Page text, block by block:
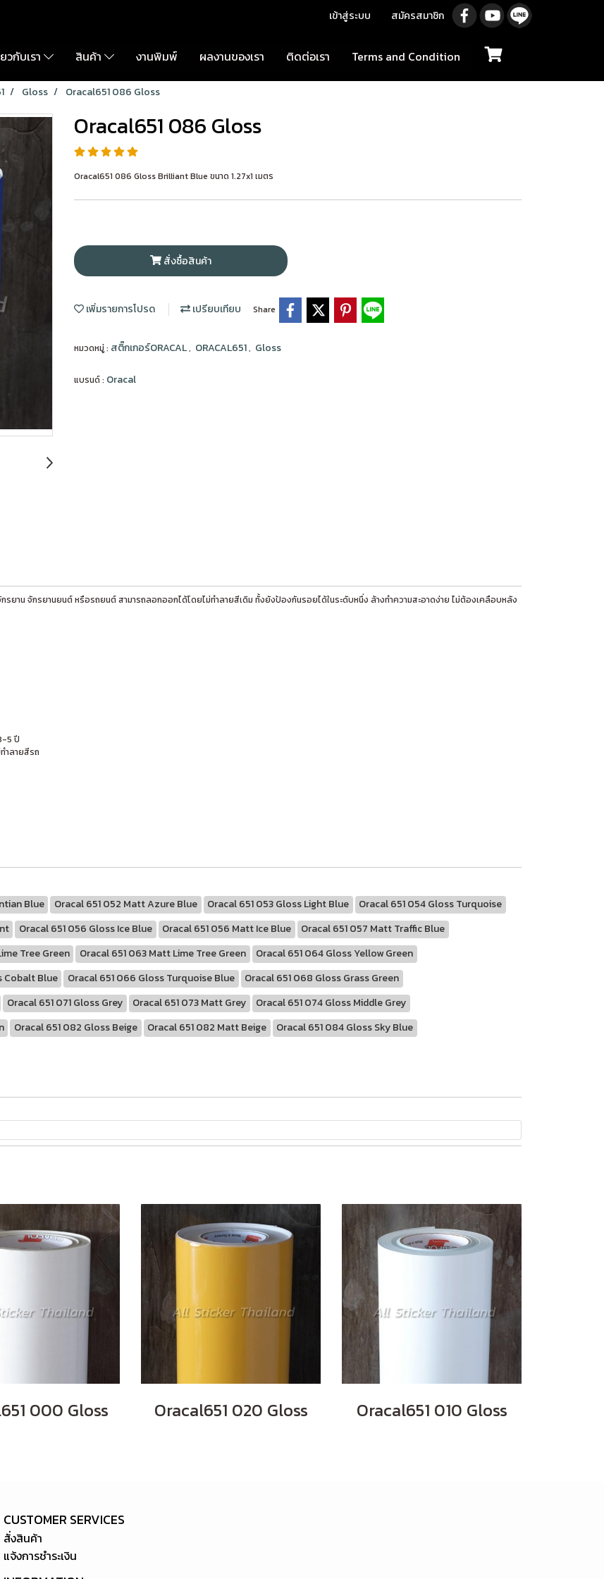
เข้าสู่ระบบ สมัครสมาชิก
วกับเรา สินค้า งานพิมพ์ ผลงานของเรา ติดต่อเรา Terms and Condition
Gloss Oracal651 086 Gloss
Oracal651 086 Gloss
Oracal651 086 Gloss Brilliant Blue ขนาด 1.27x1 เมตร
สั่งซื้อสินค้า
เพิ่มรายการโปรด เปรียบเทียบ Share
หมวดหมู่ : สติ๊กเกอร์ORACAL, ORACAL651, Gloss
แบรนด์ : Oracal
กรยาน จักรยานยนต์ หรือรถยนต์ สามารถลอกออกได้โดยไม่ทำลายสีเดิม ทั้งยังป้องกันรอยได้ในระดับหนึ่ง ล้างทำความสะอาดง่าย ไม่ต้องเคลือบหลัง
5 ปี
ำลายสีรถ
Blue Oracal 651 052 Matt Azure Blue Oracal 651 053 Gloss Light Blue
Oracal 651 054 Gloss Turquoise
Oracal 651 056 Gloss Ice Blue Oracal 651 056 Matt Ice Blue
Oracal 651 057 Matt Traffic Blue
Tree Green Oracal 651 063 Matt Lime Tree Green
Oracal 651 064 Gloss Yellow Green
Cobalt Blue Oracal 651 066 Gloss Turquoise Blue
Oracal 651 068 Gloss Grass Green
Oracal 651 071 Gloss Grey Oracal 651 073 Matt Grey
Oracal 651 074 Gloss Middle Grey
Oracal 651 082 Gloss Beige Oracal 651 082 Matt Beige
Oracal 651 084 Gloss Sky Blue
000 Gloss Oracal651 020 Gloss Oracal651 010 Gloss
CUSTOMER SERVICES
สั่งสินค้า
แจ้งการชำระเงิน